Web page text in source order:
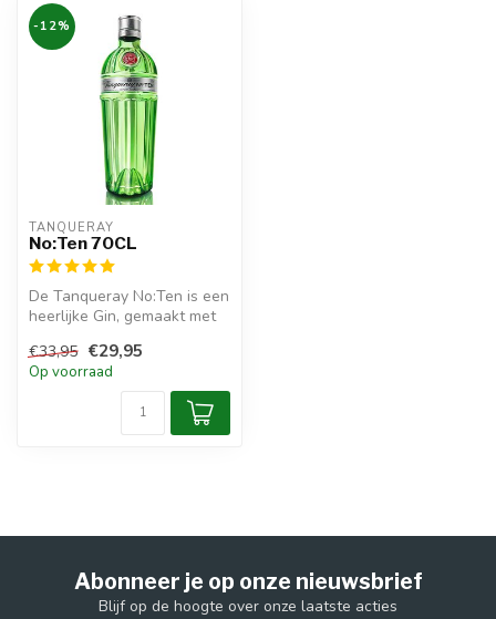
-12%
TANQUERAY
No:Ten 70CL
De Tanqueray No:Ten is een
heerlijke Gin, gemaakt met
€33,95 €29,95
Op voorraad
Abonneer je op onze nieuwsbrief
Blijf op de hoogte over onze laatste acties